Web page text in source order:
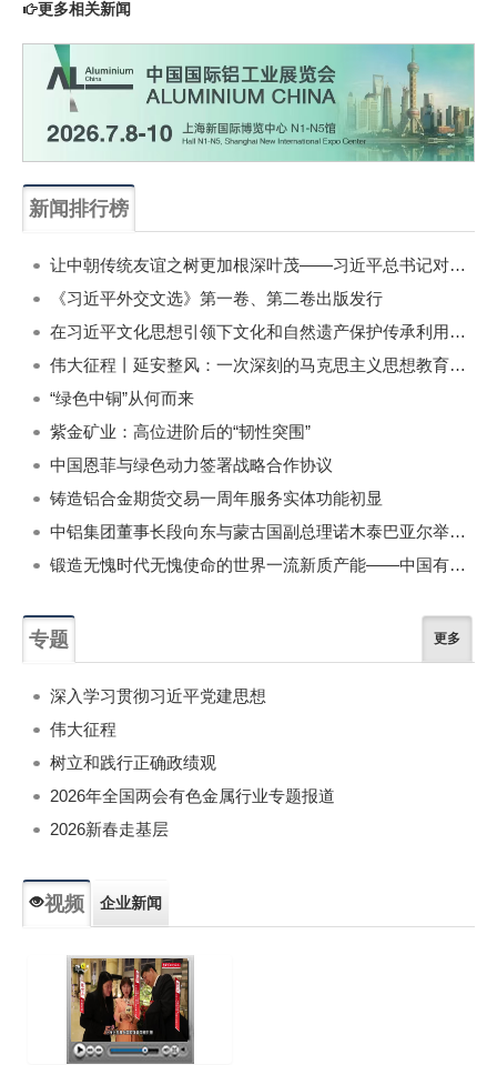
更多相关新闻
新闻排行榜
让中朝传统友谊之树更加根深叶茂——习近平总书记对朝鲜进行国事访问纪实
《习近平外交文选》第一卷、第二卷出版发行
在习近平文化思想引领下文化和自然遗产保护传承利用工作开创新局面
伟大征程丨延安整风：一次深刻的马克思主义思想教育运动
“绿色中铜”从何而来
紫金矿业：高位进阶后的“韧性突围”
中国恩菲与绿色动力签署战略合作协议
铸造铝合金期货交易一周年服务实体功能初显
中铝集团董事长段向东与蒙古国副总理诺木泰巴亚尔举行会谈
锻造无愧时代无愧使命的世界一流新质产能——中国有色金属工业的战略应对与破局之道（二）
专题 更多
深入学习贯彻习近平党建思想
伟大征程
树立和践行正确政绩观
2026年全国两会有色金属行业专题报道
2026新春走基层
视频 企业新闻